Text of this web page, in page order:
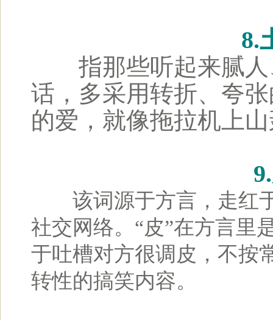
8.
指那些听起来腻人
话，多采用转折、夸
的爱，就像拖拉机上
该词源于方言，走红于
社交网络。“皮”在方言里
于吐槽对方很调皮，不按
转性的搞笑内容。